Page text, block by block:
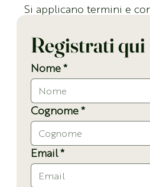
Si applicano termini e
Registrati qui
Nome*
Cognome*
Email*